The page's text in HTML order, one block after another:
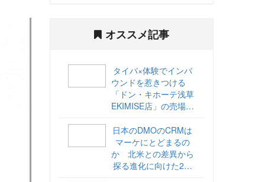
オススメ記事
タイパ×体験でインバ
ウンドを惹きつける
「ドン・キホーテ浅草
EKIMISE店」の売場づ
日本のDMOのCRMは
マーケにとどまるの
か 北米との差異から
探る進化に向けた2ス